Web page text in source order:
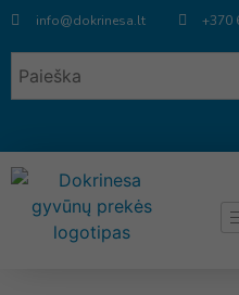
info@dokrinesa.lt +370